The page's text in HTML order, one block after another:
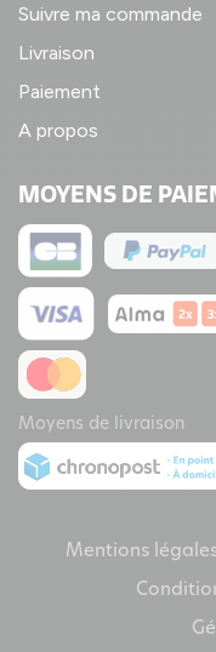
Suivre ma commande
Livraison
Paiement
A propos
MOYENS DE
Moyens de livraison
Mentions